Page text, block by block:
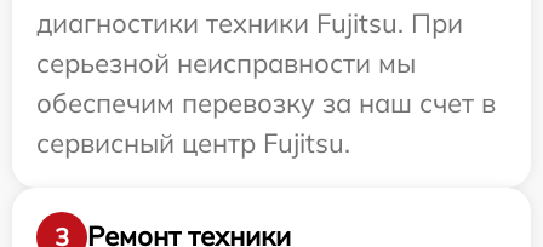
диагностики техники Fujitsu. При
серьезной неисправности мы
обеспечим перевозку за наш счет в
сервисный центр Fujitsu.
3
Ремонт техники